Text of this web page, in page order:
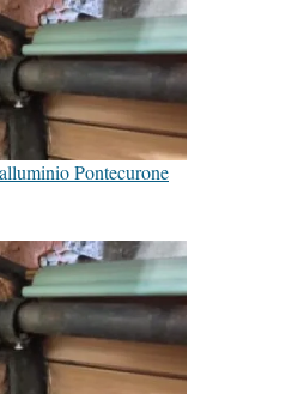
Pontecurone